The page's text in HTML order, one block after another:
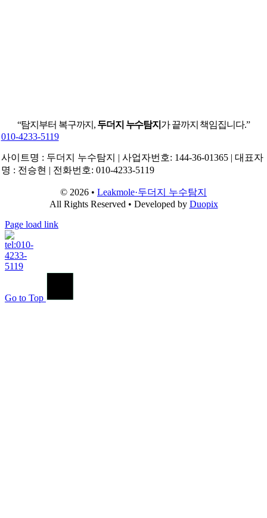
“탐지부터 복구까지, 두더지 누수탐지 가 끝까지 책임집니다.”
010-4233-5119
사이트명 : 두더지 누수탐지 | 사업자번호: 144-36-01365 | 대표자
명 : 전승현 | 전화번호: 010-4233-5119
© 2026 • Leakmole·두더지 누수탐지
All Rights Reserved • Developed by Duopix
Page load link
Go to Top